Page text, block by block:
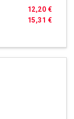
15,31 €
12,20 €